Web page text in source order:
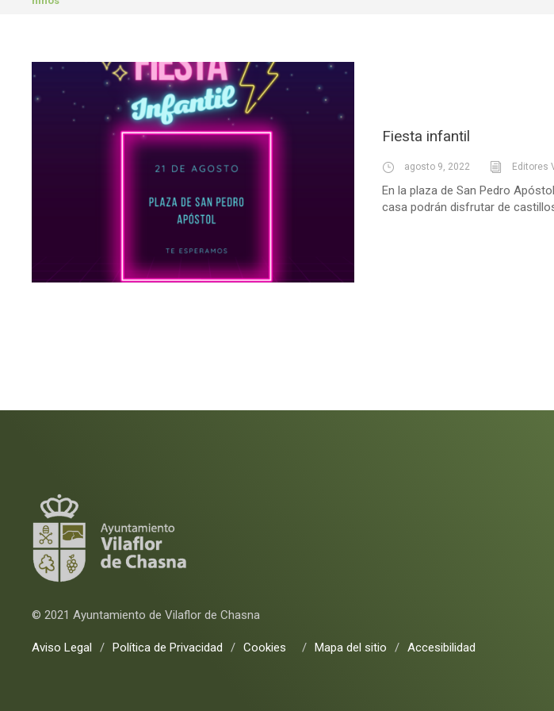
Fiesta infantil
agosto 9, 2022 Editores
En la plaza de San Pedro
casa podrán disfrutar de
© 2021 Ayuntamiento de Vilaflor de Chasna
Aviso Legal / Política de Privacidad / Cookies / Mapa del sitio / Accesibilidad